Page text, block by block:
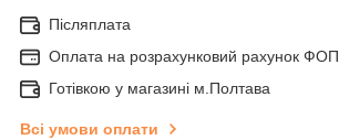
Післяплата
Оплата на розрахунковий рахунок ФОП
Готівкою у магазині м.Полтава
Всі умови оплати